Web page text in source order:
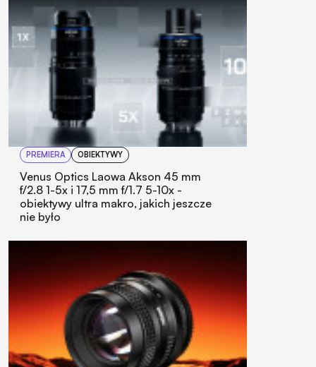
PREMIERA OBIEKTYWY
Venus Optics Laowa Akson 45 mm
f/2.8 1-5x i 17,5 mm f/1.7 5-10x -
obiektywy ultra makro, jakich jeszcze
nie było